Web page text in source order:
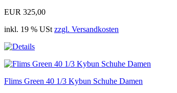
EUR 325,00
inkl. 19 % USt zzgl. Versandkosten
Flims Green 40 1/3 Kybun Schuhe Damen